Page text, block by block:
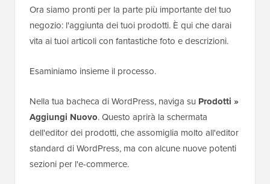
Ora siamo pronti per la parte più importante del tuo
negozio: l'aggiunta dei tuoi prodotti. È qui che darai
vita ai tuoi articoli con fantastiche foto e descrizioni.
Esaminiamo insieme il processo.
Nella tua bacheca di WordPress, naviga su Prodotti »
Aggiungi Nuovo. Questo aprirà la schermata
dell'editor dei prodotti, che assomiglia molto all'editor
standard di WordPress, ma con alcune nuove potenti
sezioni per l'e-commerce.